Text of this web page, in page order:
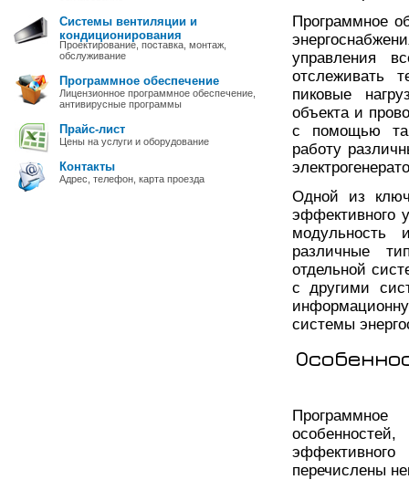
Системы вентиляции и
кондиционирования
Проектирование, поставка, монтаж,
обслуживание
Программное обеспечение
Лицензионное программное обеспечение,
антивирусные программы
Прайс-лист
Цены на услуги и оборудование
Контакты
Адрес, телефон, карта проезда
Программное
управления
отслеживать
пиковые
объекта и
с помощью
работу
Одной из
эффективного
модульность
различные
отдельной
с другими
системы
перечислены